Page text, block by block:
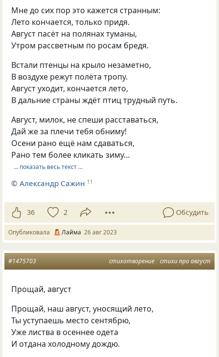
Мне до сих пор это кажется странным:
Лето кончается, только придя.
Август пасёт на полянах туманы,
Утром рассветным по росам бредя.
Встали птенцы на крыло незаметно,
В воздухе режут полёта тропу.
Август уходит, кончается лето,
В дальние страны ждёт птиц трудный путь.
Август, милок, не спеши расставаться,
Дай же за плечи тебя обниму!
Осени рано ещё нам сдаваться,
Рано тем более кликать зиму…
… показать весь текст …
©Александр Сажин 11
36 2 Обсудить
Опубликовала Лайма 26 авг 2023
стихотворение стихи про август
#1475703
Прощай, август
Прощай, наш август, уносящий лето,
Ты уступаешь место сентябрю,
Уже листва в осеннее одета
И отдана холодному дождю.